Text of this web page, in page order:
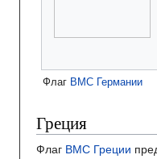
Флаг ВМС Германии
Греция
Флаг ВМС Греции